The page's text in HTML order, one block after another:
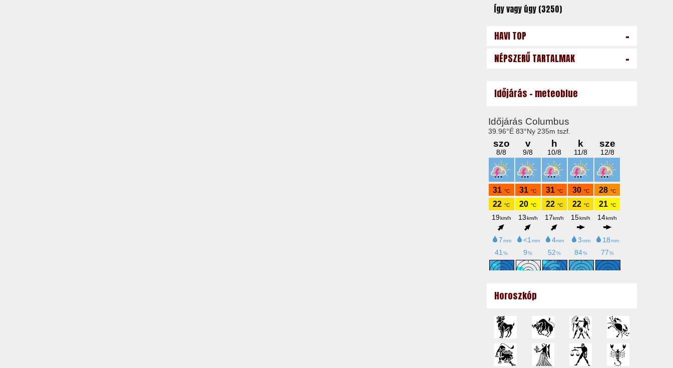
Így vagy úgy (3250)
HAVI TOP -
NÉPSZERŰ TARTALMAK -
Időjárás - meteoblue
Horoszkóp